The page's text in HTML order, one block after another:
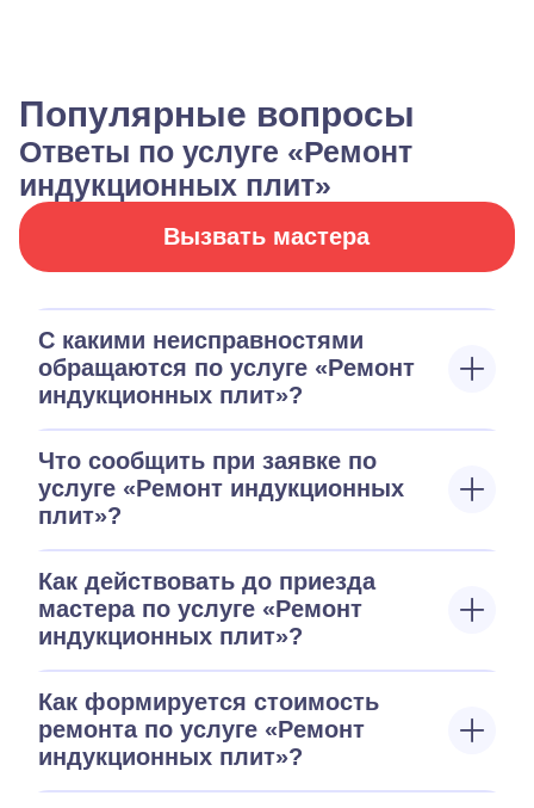
Популярные вопросы
Ответы по услуге «Ремонт
индукционных плит»
Вызвать мастера
С какими неисправностями
обращаются по услуге «Ремонт
индукционных плит»?
Что сообщить при заявке по
услуге «Ремонт индукционных
плит»?
Как действовать до приезда
мастера по услуге «Ремонт
индукционных плит»?
Как формируется стоимость
ремонта по услуге «Ремонт
индукционных плит»?